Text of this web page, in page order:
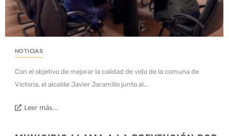
NOTICIAS
Con el objetivo de mejorar la calidad de vida de la comuna de
Victoria, el alcalde Javier Jaramillo junto al...
Leer más...